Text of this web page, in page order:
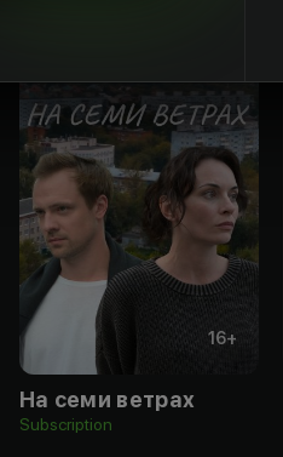
16+
На семи ветрах
Subscription